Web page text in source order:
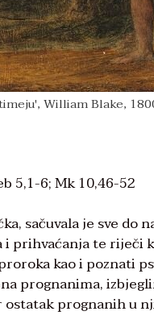
William Blake,
5,1-6; Mk 10,46-52
sačuvala je sve do
prihvaćanja te riječi
kao i poznati
prognanima,
ostatak prognanih u